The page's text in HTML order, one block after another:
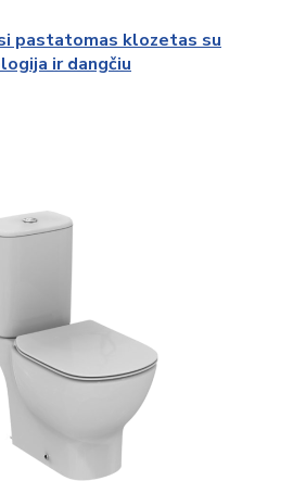
pastatomas klozetas su
ir dangčiu